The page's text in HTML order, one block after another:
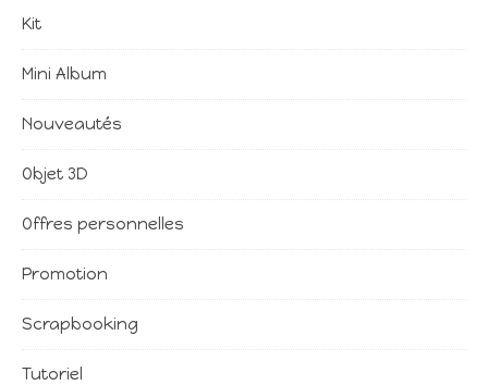
Kit
Mini Album
Nouveautés
Objet 3D
Offres personnelles
Promotion
Scrapbooking
Tutoriel